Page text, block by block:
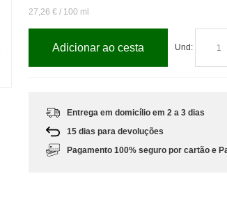
27,26 €/ 100 ml
Und:
Adicionar ao cesta
Entrega em domicílio em 2 a 3 dias
15 dias para devoluções
Pagamento 100% seguro por cartão e